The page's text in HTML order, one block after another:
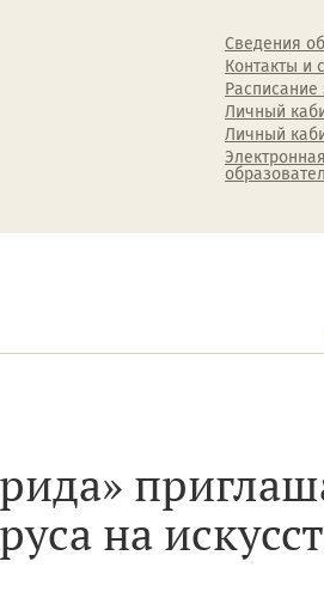
Сведения
Контакты и
Расписание
Личный
Личный
на